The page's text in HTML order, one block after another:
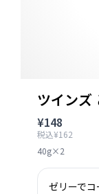
ツインズ
¥148
税込¥162
40g×2
ゼリーでコ